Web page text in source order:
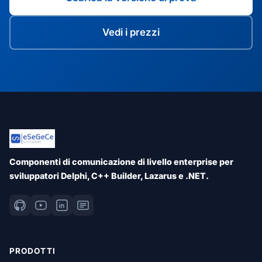
Vedi i prezzi
Componenti di comunicazione di livello enterprise per
sviluppatori Delphi, C++ Builder, Lazarus e .NET.
PRODOTTI